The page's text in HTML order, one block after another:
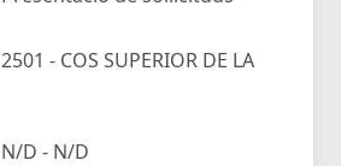
2501 - COS SUPERIOR DE LA
N/D - N/D